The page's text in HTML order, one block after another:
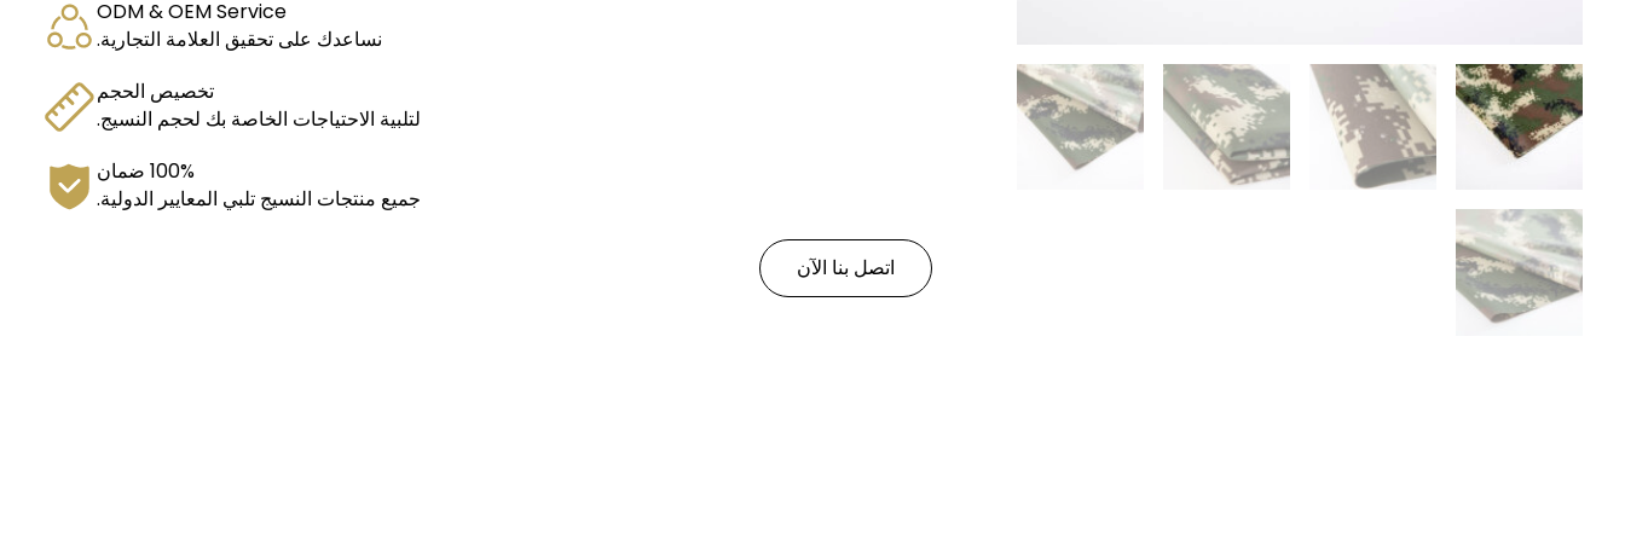
ODM & OEM Service
نساعدك على تحقيق العلامة التجارية.
تخصيص الحجم
لتلبية الاحتياجات الخاصة بك لحجم النسيج.
100% ضمان
جميع منتجات النسيج تلبي المعايير الدولية.
اتصل بنا الآن